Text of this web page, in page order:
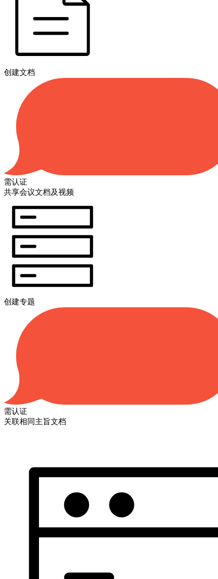
创建文档
需认证
共享会议文档及视频
创建专题
需认证
关联相同主旨文档